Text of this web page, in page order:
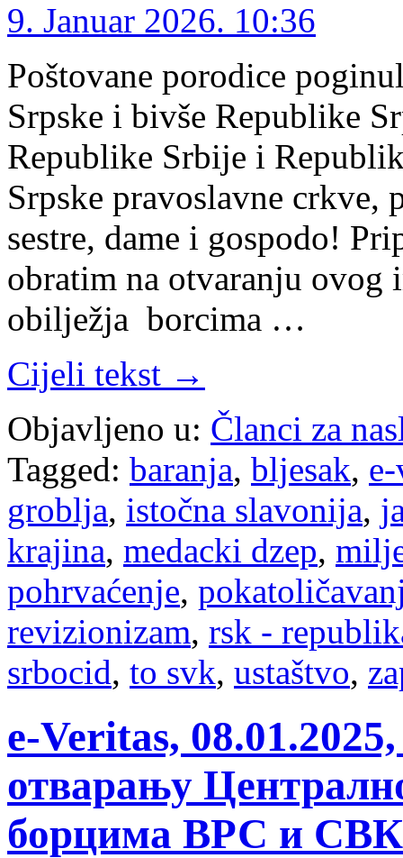
9. Januar 2026. 10:36
Poštovane porodice
Srpske i bivše Republike
Republike Srbije i
Srpske pravoslavne crkve,
sestre, dame i gospodo!
obratim na otvaranju ovog
obilježja borcima …
Cijeli tekst →
Objavljeno u: Članci za
Tagged: baranja, bljesak,
groblja, istočna slavonija,
krajina, medacki dzep,
pohrvaćenje,
revizionizam, rsk -
srbocid, to svk, ustaštvo,
е-Veritas,
отварању
борцима ВРС и